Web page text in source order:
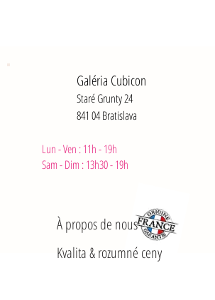
Galéria Cubicon
Staré Grunty 24
841 04 Bratislava
Lun - Ven : 11h - 19h
Sam - Dim :13h30 - 19h
À propos de nous
Kvalita & rozumné ceny